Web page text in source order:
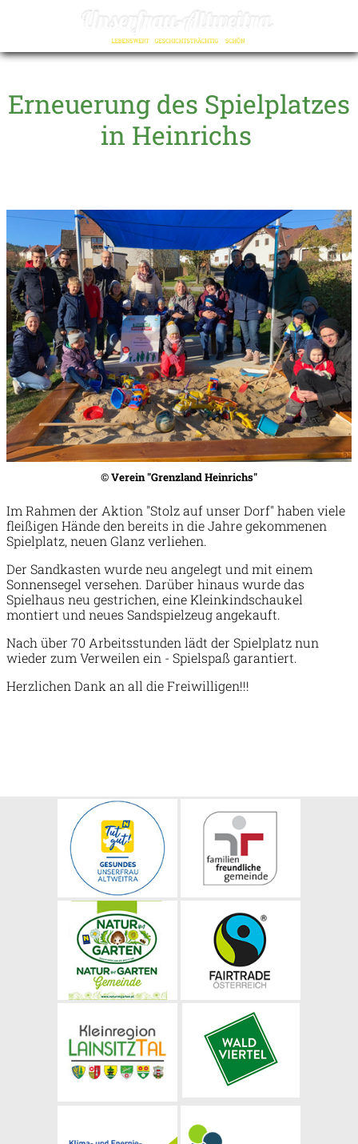
Erneuerung des Spielplatzes
in Heinrichs
©Verein "Grenzland Heinrichs"
Im Rahmen der Aktion "Stolz auf unser Dorf" haben viele
fleißigen Hände den bereits in die Jahre gekommenen
Spielplatz, neuen Glanz verliehen.
Der Sandkasten wurde neu angelegt und mit einem
Sonnensegel versehen. Darüber hinaus wurde das
Spielhaus neu gestrichen, eine Kleinkindschaukel
montiert und neues Sandspielzeug angekauft.
Nach über 70 Arbeitsstunden lädt der Spielplatz nun
wieder zum Verweilen ein - Spielspaß garantiert.
Herzlichen Dank an all die Freiwilligen!!!